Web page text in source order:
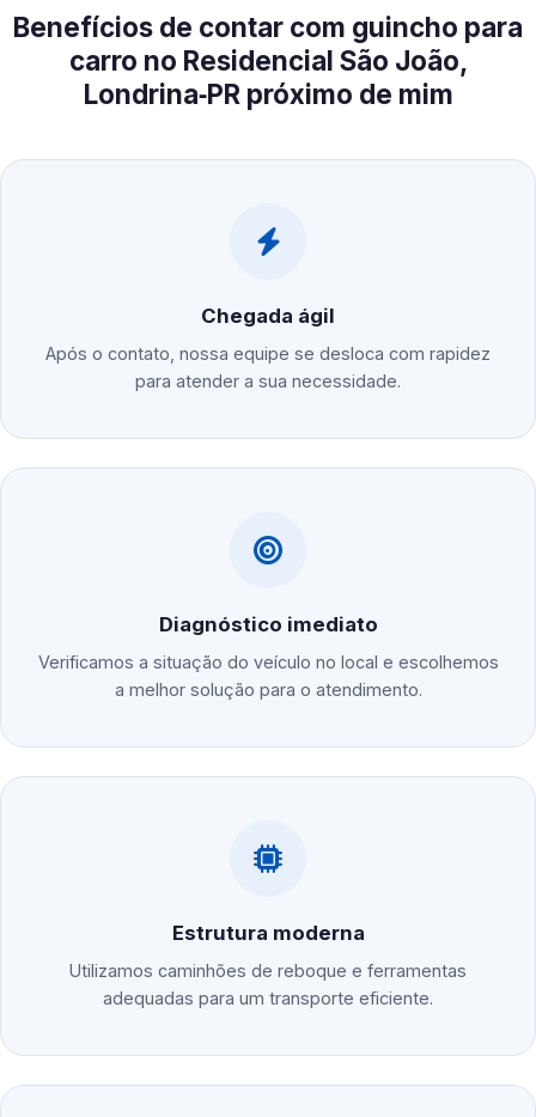
Benefícios de contar com guincho para
carro no Residencial São João,
Londrina‑PR próximo de mim
Chegada ágil
Após o contato, nossa equipe se desloca com rapidez
para atender a sua necessidade.
Diagnóstico imediato
Verificamos a situação do veículo no local e escolhemos
a melhor solução para o atendimento.
Estrutura moderna
Utilizamos caminhões de reboque e ferramentas
adequadas para um transporte eficiente.